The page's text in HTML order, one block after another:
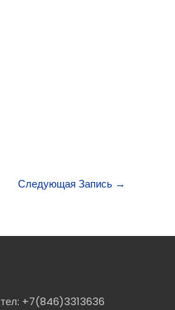
Следующая Запись →
тел: +7(846)3313636